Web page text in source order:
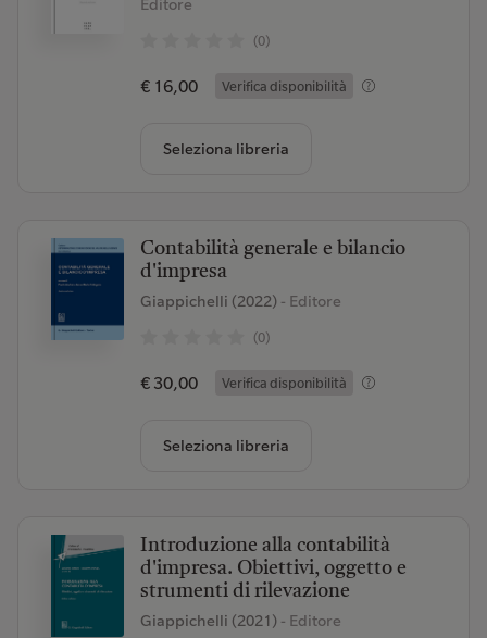
Editore
(0)
€ 16,00 Verifica disponibilità
Seleziona libreria
Contabilità generale e bilancio
d'impresa
Giappichelli (2022)- Editore
(0)
€ 30,00 Verifica disponibilità
Seleziona libreria
Introduzione alla contabilità
d'impresa. Obiettivi, oggetto e
strumenti di rilevazione
Giappichelli (2021)- Editore